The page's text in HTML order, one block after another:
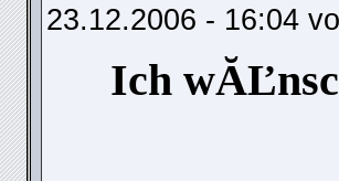
23.12.2006 - 16:04
Ich